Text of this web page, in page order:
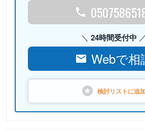
24時間受付中
Webで相
検討リストに追